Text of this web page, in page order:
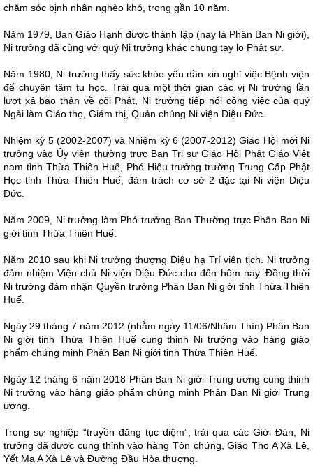
chăm sóc bịnh nhân nghèo khó, trong gần 10 năm.
Năm 1979, Ban Giáo Hạnh được thành lập (nay là Phân Ban Ni giới),
Ni trưởng đã cùng với quý Ni trưởng khác chung tay lo Phật sự.
Năm 1980, Ni trưởng thấy sức khỏe yếu dần xin nghỉ việc Bệnh viện
để chuyên tâm tu học. Trải qua một thời gian các vị Ni trưởng lần
lượt xả báo thân về cõi Phật, Ni trưởng tiếp nối công việc của quý
Ngài làm Giáo thọ, Giám thị, Quản chúng Ni viện Diệu Đức.
Nhiệm kỳ 5 (2002-2007) và Nhiệm kỳ 6 (2007-2012) Giáo Hội mời Ni
trưởng vào Ủy viên thường trực Ban Trị sự Giáo Hội Phật Giáo Việt
nam tỉnh Thừa Thiên Huế, Phó Hiệu trưởng trường Trung Cấp Phật
Học tỉnh Thừa Thiên Huế, đảm trách cơ sở 2 đặc tại Ni viện Diệu
Đức.
Năm 2009, Ni trưởng làm Phó trưởng Ban Thường trực Phân Ban Ni
giới tỉnh Thừa Thiên Huế.
Năm 2010 sau khi Ni trưởng thượng Diệu hạ Trí viên tịch. Ni trưởng
đảm nhiệm Viện chủ Ni viện Diệu Đức cho đến hôm nay. Đồng thời
Ni trưởng đảm nhận Quyền trưởng Phân Ban Ni giới tỉnh Thừa Thiên
Huế.
Ngày 29 tháng 7 năm 2012 (nhằm ngày 11/06/Nhâm Thìn) Phân Ban
Ni giới tỉnh Thừa Thiên Huế cung thỉnh Ni trưởng vào hàng giáo
phẩm chứng minh Phân Ban Ni giới tỉnh Thừa Thiên Huế.
Ngày 12 tháng 6 năm 2018 Phân Ban Ni giới Trung ương cung thỉnh
Ni trưởng vào hàng giáo phẩm chứng minh Phân Ban Ni giới Trung
ương.
Trong sự nghiệp “truyền đăng tục diệm”, trải qua các Giới Đàn, Ni
trưởng đã được cung thỉnh vào hàng Tôn chứng, Giáo Thọ A Xà Lê,
Yết Ma A Xà Lê và Đường Đầu Hòa thượng.